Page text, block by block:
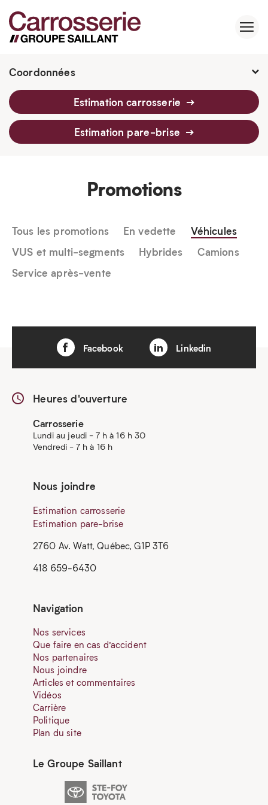
Coordonnées
2760 Av. Watt, Québec, G1P 3T6
418 659-6430
Estimation carrosserie
Estimation pare-brise
Promotions
Tous les promotions En vedette
Véhicules
VUS et multi-segments
Hybrides
Camions
Service après-vente
Facebook Linkedin
Heures d'ouverture
Carrosserie
Lundi au jeudi - 7 h à 16 h 30
Vendredi - 7 h à 16 h
Nous joindre
Estimation carrosserie
Estimation pare-brise
2760 Av. Watt, Québec, G1P 3T6
418 659-6430
Navigation
Nos services
Que faire en cas d’accident
Nos partenaires
Nous joindre
Articles et commentaires
Vidéos
Carrière
Politique
Plan du site
Le Groupe Saillant